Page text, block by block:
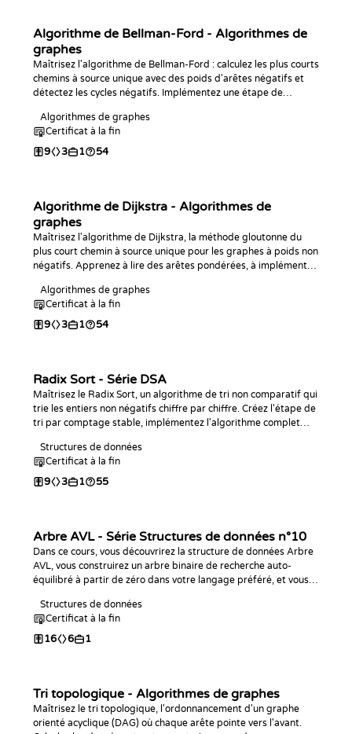
Algorithme de Bellman-Ford - Algorithmes de
graphes
Maîtrisez l'algorithme de Bellman-Ford : calculez les plus courts
chemins à source unique avec des poids d'arêtes négatifs et
détectez les cycles négatifs. Implémentez une étape de
et répondez à des requêtes de distance et de cycle.
Algorithmes de graphes
Certificat à la fin
9 3 1 54
Algorithme de Dijkstra - Algorithmes de
graphes
Maîtrisez l'algorithme de Dijkstra, la méthode gloutonne du
plus court chemin à source unique pour les graphes à poids non
négatifs. Apprenez à lire des arêtes pondérées, à implémenter
et à répondre à des requêtes de point à point ou concernant le
sommet le plus éloigné.
Algorithmes de graphes
Certificat à la fin
9 3 1 54
Radix Sort - Série DSA
Maîtrisez le Radix Sort, un algorithme de tri non comparatif qui
trie les entiers non négatifs chiffre par chiffre. Créez l'étape de
tri par comptage stable, implémentez l'algorithme complet
temps linéaire et entraînez-vous avec des défis de
programmation.
Structures de données
Certificat à la fin
9 3 1 55
Arbre AVL - Série Structures de données n°10
Dans ce cours, vous découvrirez la structure de données Arbre
AVL, vous construirez un arbre binaire de recherche auto-
équilibré à partir de zéro dans votre langage préféré, et vous
Structures de données
Certificat à la fin
16 6 1
Tri topologique - Algorithmes de graphes
Maîtrisez le tri topologique, l'ordonnancement d'un graphe
orienté acyclique (DAG) où chaque arête pointe vers l'avant.